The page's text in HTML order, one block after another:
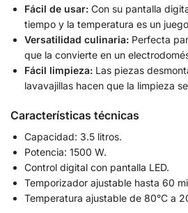
Fácil de usar: Con su pantalla
tiempo y la temperatura es un
Versatilidad culinaria: Perfecta
que la convierte en un
Fácil limpieza: Las piezas
lavavajillas hacen que la limpieza
Características técnicas
Capacidad: 3.5 litros.
Potencia: 1500 W.
Control digital con pantalla LED.
Temporizador ajustable hasta 60
Temperatura ajustable de 80°C a